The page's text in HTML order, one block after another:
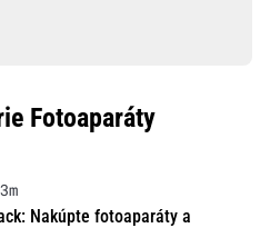
Fotoaparáty
3m
Nakúpte fotoaparáty a